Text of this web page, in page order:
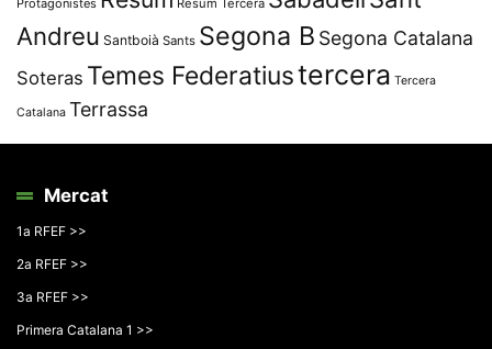
Andreu Santboià Sants Segona B Segona Catalana
Soteras Temes Federatiustercera Tercera
Catalana Terrassa
Mercat
1a RFEF >>
2a RFEF >>
3a RFEF >>
Primera Catalana 1 >>